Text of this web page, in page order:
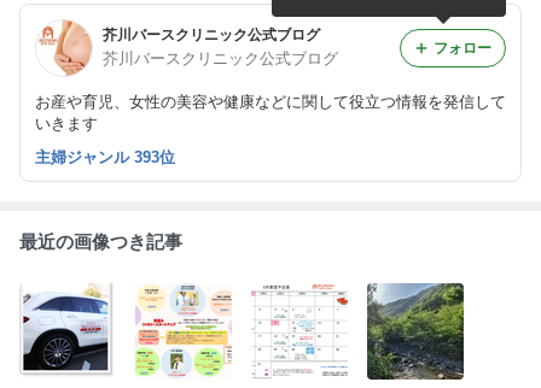
芥川バースクリニック公式ブログ
芥川バースクリニック公式ブログ
お産や育児、女性の美容や健康などに関して役立つ情報を発信して
いきます
フォロー
主婦ジャンル 393位
最近の画像つき記事